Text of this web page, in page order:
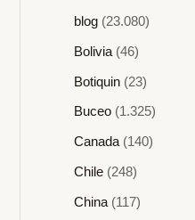
blog(23.080)
Bolivia(46)
Botiquin(23)
Buceo(1.325)
Canada(140)
Chile(248)
China(117)